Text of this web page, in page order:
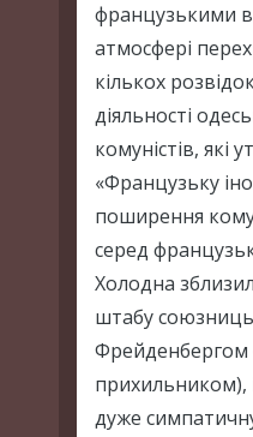
французькими
атмосфері
кількох
діяльності
комуністів, які
«Французьку
поширення
серед
Холодна
штабу
Фрейденбергом
прихильником),
дуже